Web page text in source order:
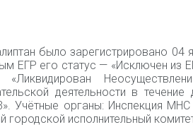
было зарегистрировано 04
ЕГР его статус — «Исключен из
деятельности в течение
Учётные органы: Инспекция
городской исполнительный